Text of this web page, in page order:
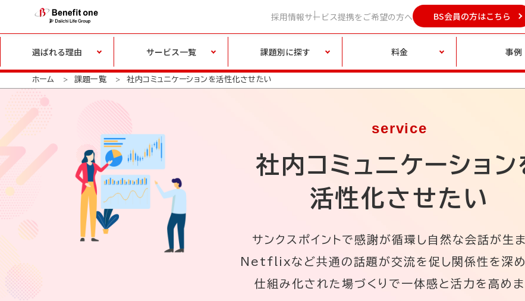
採用情報サービス提携をご希望の方へ BS会員の方はこちら
選ばれる理由 サービス一覧 課題別に探す 料金 事例
ホーム 課題一覧 社内コミュニケーションを活性化させたい
service
社内コミュニケーション
活性化させたい
サンクスポイントで感謝が循環し自然な会話が生ま
Netflixなど共通の話題が交流を促し関係性を深め
仕組み化された場づくりで一体感と活力を高めま